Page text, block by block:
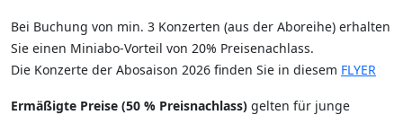
Bei Buchung von min. 3 Konzerten (aus der Aboreihe) erhalten
Sie einen Miniabo-Vorteil von 20% Preisenachlass.
Die Konzerte der Abosaison 2026 finden Sie in diesem FLYER
Ermäßigte Preise (50 % Preisnachlass) gelten für junge